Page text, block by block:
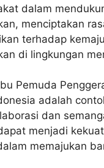
dalam
menciptakan
terhadap
di lingkungan
Pemuda
adalah
dan
menjadi
memajukan